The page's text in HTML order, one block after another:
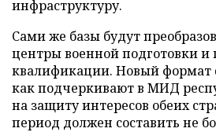
инфраструктуру.
Сами же базы будут
центры военной подготовки
квалификации. Новый формат
как подчеркивают в МИД
на защиту интересов обеих
период должен составить не